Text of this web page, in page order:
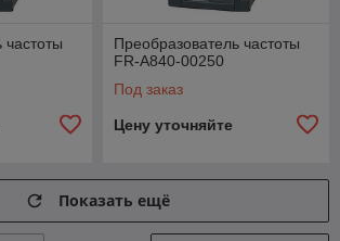
частоты
Преобразователь частоты
FR-A840-00250
Под заказ
Цену уточняйте
Показать ещё